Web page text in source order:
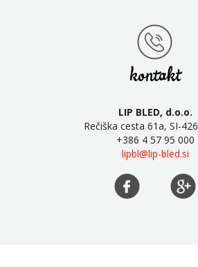
kontakt
LIP BLED, d.o.o.
Rečiška cesta 61a, SI-
+386 4 57 95 000
lipbl@lip-bled.si